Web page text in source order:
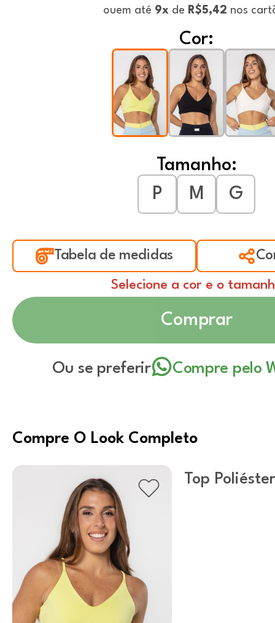
ouem até 9x de R$5,42 nos
Cor:
Tamanho:
P
M G
Tabela de medidas
Selecione a cor e o
Comprar
Ou se preferir Compre pelo
Compre O Look Completo
Top